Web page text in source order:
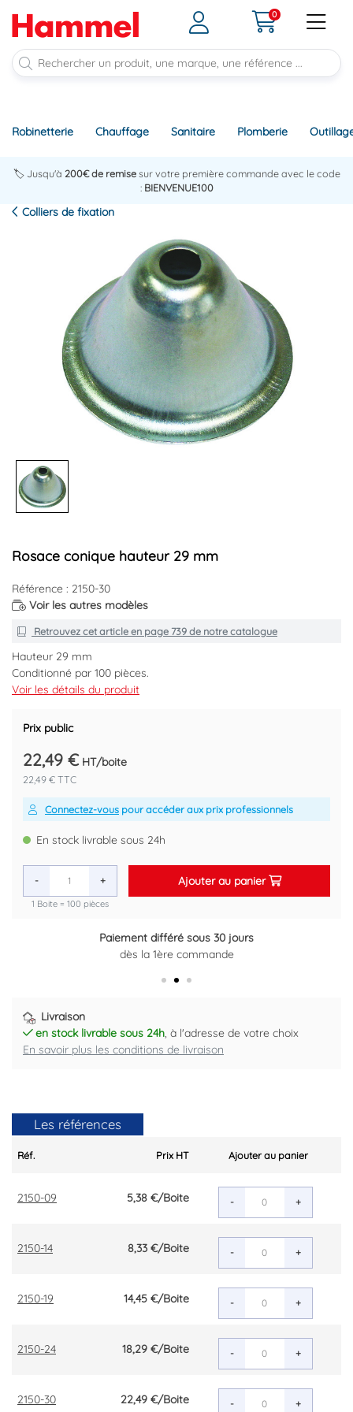
0
Robinetterie Chauffage Sanitaire Plomberie
🏷️ Jusqu'à 200€ de remisesur votre première commande avec le code
: BIENVENUE100
Colliers de fixation
Rosace conique hauteur 29 mm
Référence : 2150-30
Voir les autres modèles
Retrouvez cet article en page 739de notre catalogue
Hauteur 29 mm
Conditionné par 100 pièces.
Acier nickelé
Voir les détails du produit
Prix public
22,49 € HT/boite
22,49 € TTC
Connectez-vous pour accéder aux prix professionnels
En stock livrable sous 24h
- + Ajouter au panier
1 Boite = 100 pièces
Paiement différé sous 30 jours
dès la 1ère commande
Retour gratuit sous 14 jours
Plus d'informations ici
Livraison
en stock livrable sous 24h, à l'adresse de votre choix
En savoir plus les conditions de livraison
Les références
Réf. Prix HT Ajouter au panier
2150-09 5,38 €/Boite - +
2150-14 8,33 €/Boite - +
2150-19 14,45 €/Boite - +
2150-24 18,29 €/Boite - +
2150-30 22,49 €/Boite - +